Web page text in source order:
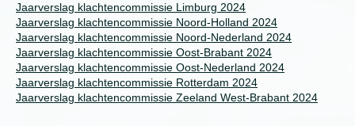
Jaarverslag klachtencommissie Limburg 2024
Jaarverslag klachtencommissie Noord-Holland 2024
Jaarverslag klachtencommissie Noord-Nederland 2024
Jaarverslag klachtencommissie Oost-Brabant 2024
Jaarverslag klachtencommissie Oost-Nederland 2024
Jaarverslag klachtencommissie Rotterdam 2024
Jaarverslag klachtencommissie Zeeland West-Brabant 2024